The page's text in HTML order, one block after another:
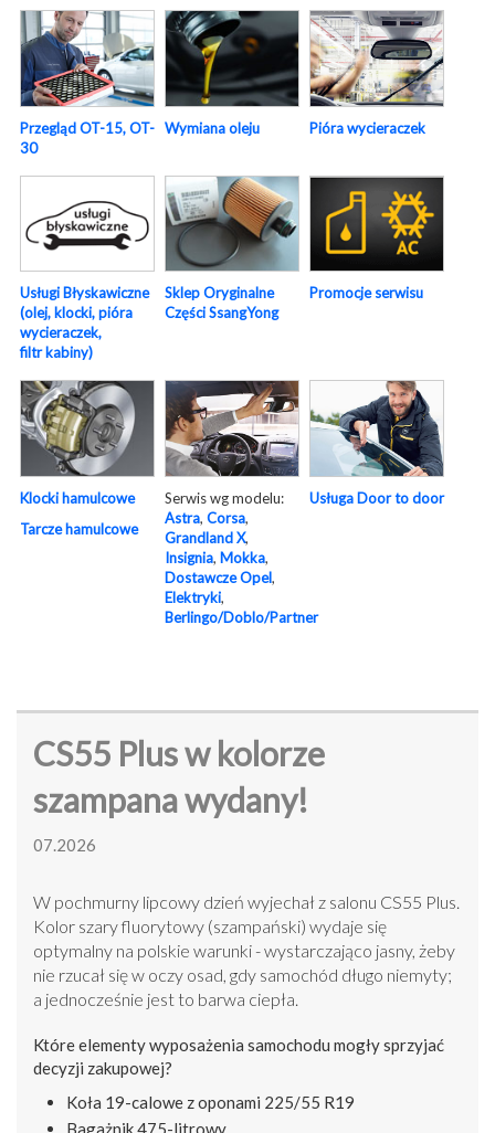
Przegląd OT-15, OT-
30
Wymiana oleju Pióra wycieraczek
Usługi Błyskawiczne
(olej, klocki, pióra
wycieraczek,
filtr kabiny)
Sklep Oryginalne
Części SsangYong
Promocje serwisu
Klocki hamulcowe
Tarcze hamulcowe
Serwis wg modelu:
Astra, Corsa,
Grandland X,
Insignia, Mokka,
Dostawcze Opel,
Elektryki,
Berlingo/Doblo/Partner
Usługa Door to door
CS55 Plus w kolorze
szampana wydany!
07.2026
W pochmurny lipcowy dzień wyjechał z salonu CS55 Plus.
Kolor szary fluorytowy (szampański) wydaje się
optymalny na polskie warunki - wystarczająco jasny, żeby
nie rzucał się w oczy osad, gdy samochód długo niemyty;
a jednocześnie jest to barwa ciepła.
Które elementy wyposażenia samochodu mogły sprzyjać
decyzji zakupowej?
Koła 19-calowe z oponami 225/55 R19
Bagażnik 475-litrowy